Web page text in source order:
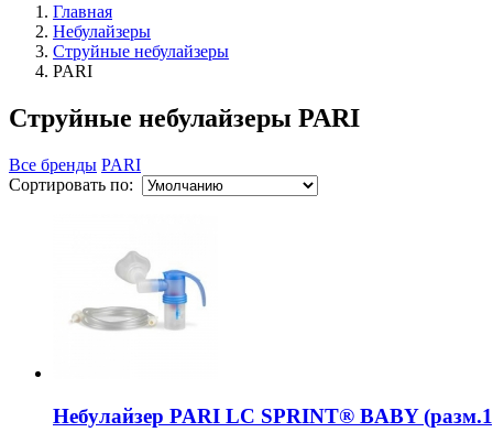
Главная
Небулайзеры
Струйные небулайзеры
PARI
Струйные небулайзеры PARI
Все бренды PARI
Сортировать по:
Небулайзер PARI LC SPRINT® BABY